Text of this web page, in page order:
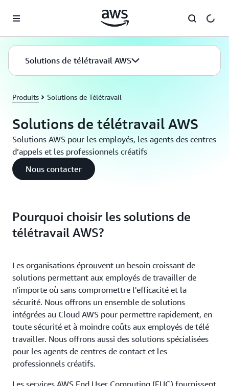
Solutions de télétravail AWS
Produits Solutions de Télétravail
Solutions de télétravail AWS
Solutions AWS pour les employés, les agents des centres
d’appels et les professionnels créatifs
Nous contacter
Pourquoi choisir les solutions de
télétravail AWS?
Les organisations éprouvent un besoin croissant de
solutions permettant aux employés de travailler de
n'importe où sans compromettre l'efficacité et la
sécurité. Nous offrons un ensemble de solutions
intégrées au Cloud AWS pour permettre rapidement, en
toute sécurité et à moindre coûts aux employés de télé
travailler. Nous offrons aussi des solutions spécialisées
pour les agents de centres de contact et les
professionnels créatifs.
Les services AWS End User Computing (EUC) fournissent